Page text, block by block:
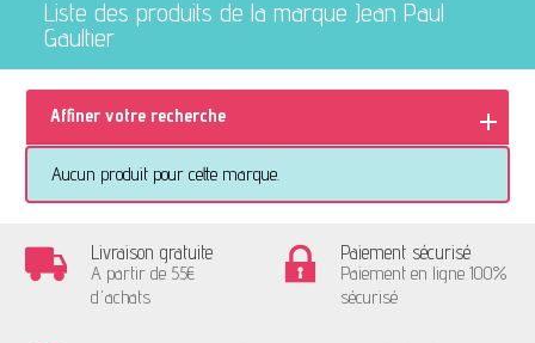
Liste des produits de la marque Jean Paul
Gaultier
Affiner votre recherche
Aucun produit pour cette marque.
Livraison gratuite
A partir de 55€
d'achats
Paiement sécurisé
Paiement en ligne 100%
sécurisé